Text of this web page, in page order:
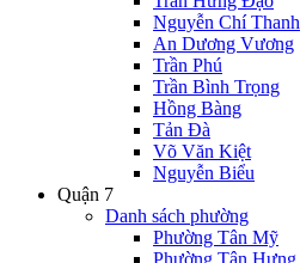
Nguyễn Chí Thanh
An Dương Vương
Trần Phú
Trần Bình Trọng
Hồng Bàng
Tản Đà
Võ Văn Kiệt
Nguyễn Biểu
Quận 7
Danh sách phường
Phường Tân Mỹ
Phường Tân Hưng